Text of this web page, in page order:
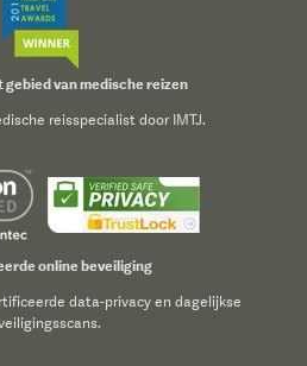
gebied van medische reizen
reisspecialist door IMTJ.
online beveiliging
data-privacy en dagelijkse